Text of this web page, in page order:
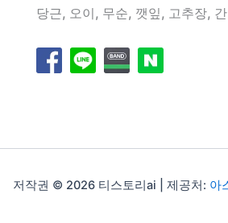
당근, 오이, 무순, 깻잎, 고추장,
저작권 © 2026 티스토리ai | 제공처: 아